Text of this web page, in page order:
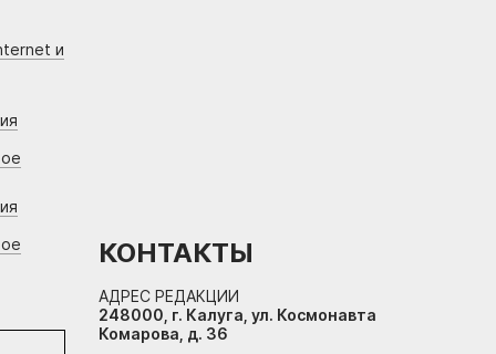
и
КОНТАКТЫ
АДРЕС РЕДАКЦИИ
248000, г. Калуга, ул. Космонавта
Комарова, д. 36